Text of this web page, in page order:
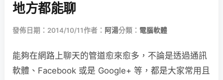
地方都能聊
發佈日期：2014/10/11作者： 阿湯分類： 電腦軟體
能夠在網路上聊天的管道愈來愈多，不論是透過通訊
軟體、Facebook 或是 Google+ 等，都是大家常用且